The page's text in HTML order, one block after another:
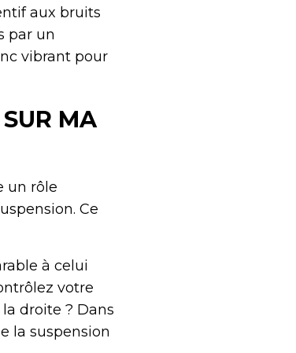
aux bruits
par un
vibrant pour
MA
un rôle
Ce
à celui
votre
droite ? Dans
la suspension